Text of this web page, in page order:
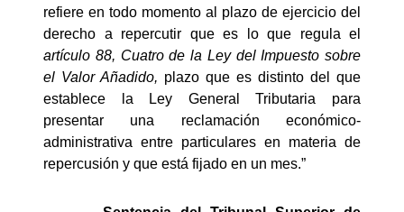
refiere en todo momento al plazo de ejercicio del
derecho a repercutir que es lo que regula el
artículo 88, Cuatro de la Ley del Impuesto sobre
el Valor Añadido, plazo que es distinto del que
establece la Ley General Tributaria para
presentar una reclamación económico-
administrativa entre particulares en materia de
repercusión y que está fijado en un mes.”